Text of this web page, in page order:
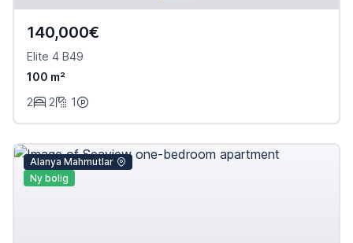
140,000€
Elite 4 B49
100 m²
2
2 1
Alanya Mahmutlar
Ny bolig